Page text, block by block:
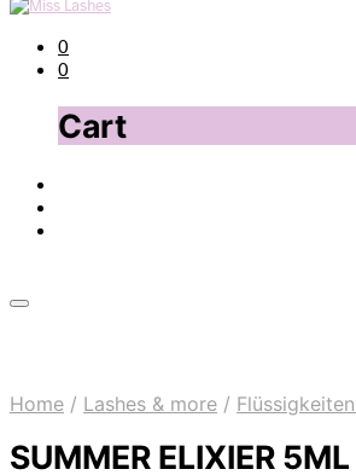
0
0
Cart
Home / Lashes & more /
SUMMER ELIXIER 5ML